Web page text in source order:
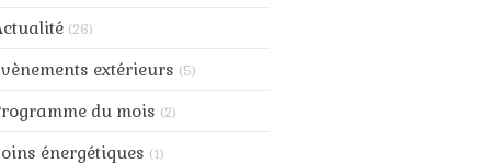
(26)
extérieurs (5)
du mois (2)
énergétiques (1)